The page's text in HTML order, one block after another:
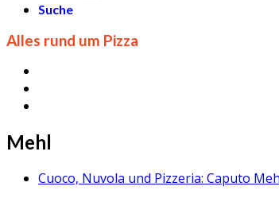
Suche
Alles rund um Pizza
Mehl
Cuoco, Nuvola und Pizzeria: Caputo